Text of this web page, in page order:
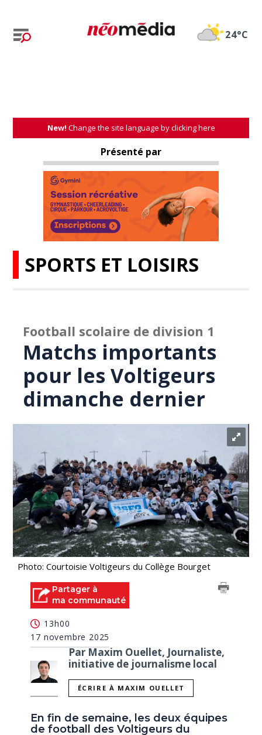
24°C
New! Change the site language by clicking here
Présenté par
SPORTS ET LOISIRS
Football scolaire de division 1
Matchs importants
pour les Voltigeurs
dimanche dernier
Photo: Courtoisie Voltigeurs du Collège Bourget
Partager à
ma communauté
13h00
17 novembre 2025
Par Maxim Ouellet, Journaliste,
initiative de journalisme local
ÉCRIRE À MAXIM OUELLET
En fin de semaine, les deux équipes
de football des Voltigeurs du